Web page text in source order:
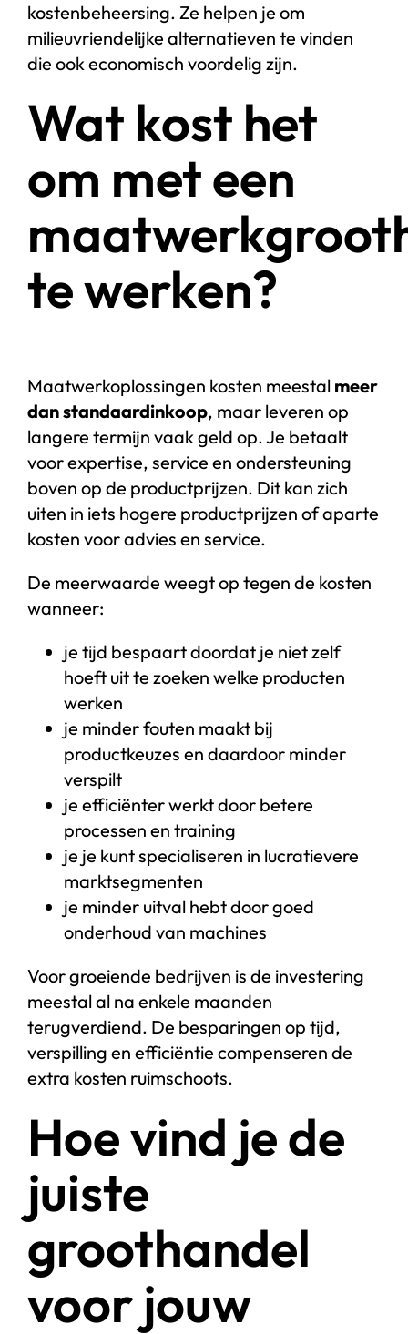
kostenbeheersing. Ze helpen je om
milieuvriendelijke alternatieven te vinden
die ook economisch voordelig zijn.
Wat kost het
om met een
te werken?
Maatwerkoplossingen kosten meestal meer
dan standaardinkoop, maar leveren op
langere termijn vaak geld op. Je betaalt
voor expertise, service en ondersteuning
boven op de productprijzen. Dit kan zich
uiten in iets hogere productprijzen of aparte
kosten voor advies en service.
De meerwaarde weegt op tegen de kosten
wanneer:
je tijd bespaart doordat je niet zelf
hoeft uit te zoeken welke producten
werken
je minder fouten maakt bij
productkeuzes en daardoor minder
verspilt
je efficiënter werkt door betere
processen en training
je je kunt specialiseren in lucratievere
marktsegmenten
je minder uitval hebt door goed
onderhoud van machines
Voor groeiende bedrijven is de investering
meestal al na enkele maanden
terugverdiend. De besparingen op tijd,
verspilling en efficiëntie compenseren de
extra kosten ruimschoots.
Hoe vind je de
juiste
groothandel
voor jouw